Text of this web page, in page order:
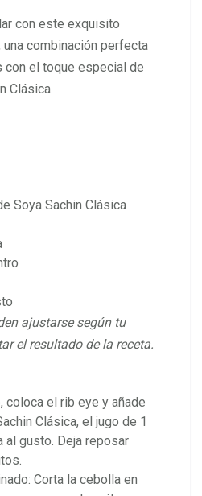
con este exquisito
combinación perfecta
el toque especial de
Clásica.
Soya Sachin Clásica
ajustarse según tu
el resultado de la receta.
coloca el rib eye y añade
Clásica, el jugo de 1
al gusto. Deja reposar
Corta la cebolla en